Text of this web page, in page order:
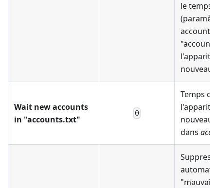
le temps
accounts
nouveaux
Wait new accounts
in "accounts.txt"
0
Temps
dans